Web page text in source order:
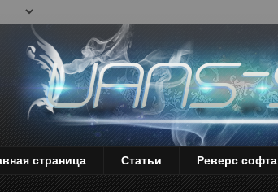
страница Статьи Реверс софта